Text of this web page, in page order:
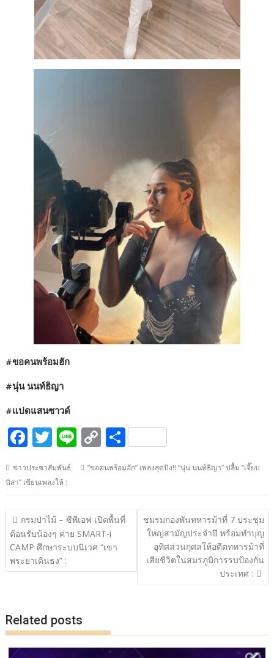
#ขอคนพร้อมฮัก
#นุ่น นนท์ธิญา
#แปดแสนซาวด์
F
e
b
o
o
k
T
itt
er
Li
e
C
p
y
Li
n
k
S
ar
e
ข่าวประชาสัมพันธ์
“ขอคนพร้อมฮัก” เพลงสุดปัง!! “นุ่น นนท์ธิญา” ปลื้ม “เจี๊ยบ
นิสา” เขียนเพลงให้ :
แนะแนว
เรื่อง
กรมป่าไม้ – ซีพีเอฟ เปิดพื้นที่
ต้อนรับน้องๆ ค่าย SMART-i
CAMP ศึกษาระบบนิเวศ “เขา
พระยาเดินธง” :
ชมรมกองพันทหารม้าที่ 7 ประชุม
ใหญ่สามัญประจำปี พร้อมทำบุญ
อุทิศส่วนกุศลให้อดีตทหารม้าที่
เสียชีวิตในสมรภูมิการรบป้องกัน
ประเทศ :
Related posts